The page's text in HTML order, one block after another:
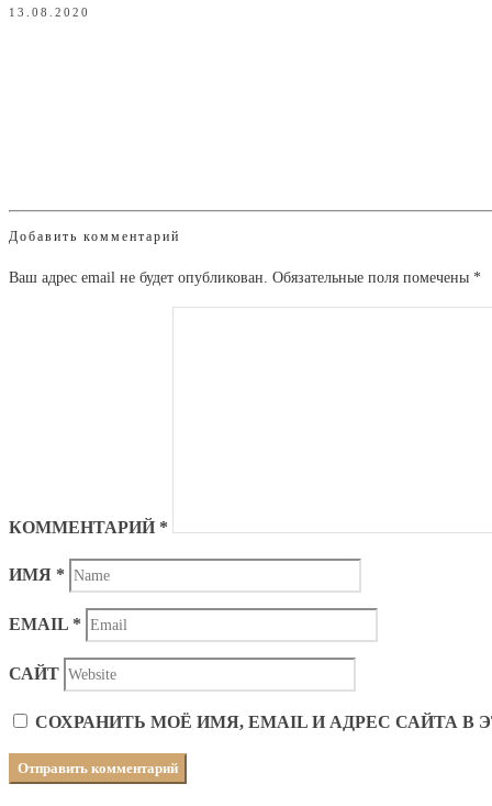
13.08.2020
Добавить комментарий
Ваш адрес email не будет опубликован. Обязательные поля помечены *
КОММЕНТАРИЙ *
ИМЯ *
EMAIL *
САЙТ
СОХРАНИТЬ МОЁ ИМЯ, EMAIL И АДРЕС САЙТА